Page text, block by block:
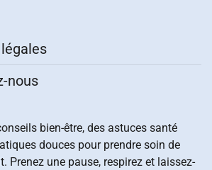
nous
bien-être, des astuces santé
douces pour prendre soin de
Prenez une pause, respirez et laissez-